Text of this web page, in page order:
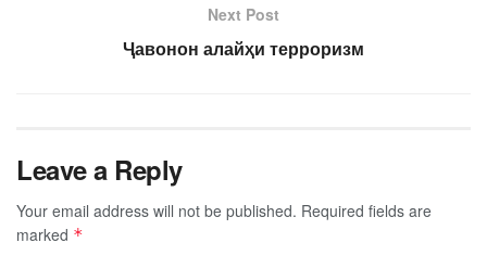
Next Post
Ҷавонон алайҳи терроризм
Leave a Reply
Your email address will not be published. Required fields are
marked *